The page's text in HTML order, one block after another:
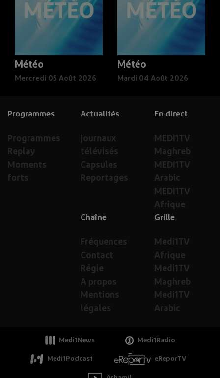
Météo
Mercredi 05 Août 2026
Météo
Mardi 04 Août 2026
En direct
MEDI1TV
Maghreb
MEDI1TV
Arabic
MEDI1TV
Afrique
Actualités
Journaux
télévisés
Capsules
Reportages
Programmes
Programmes
Replay
Moments
forts
Grille
Medi1TV
Afrique
Medi1TV
Maghreb
Medi1TV
Arabic
Chaîne
Fréquences
Contact
Régie
A propos
Mentions
légales
Medi1News Medi1Radio
Medi1Podcast eReporTV